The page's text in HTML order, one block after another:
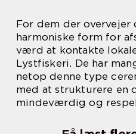
For dem der overvejer
harmoniske form for
værd at kontakte
Lystfiskeri. De har
netop denne type
med at strukturere en
mindeværdig og